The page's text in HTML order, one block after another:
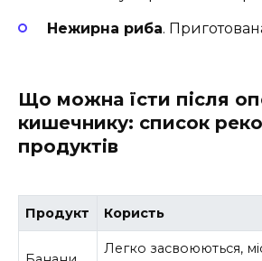
Нежирна риба.
Що можна їсти після
кишечнику: список
продуктів
Продукт Користь
Легко засвоюються,